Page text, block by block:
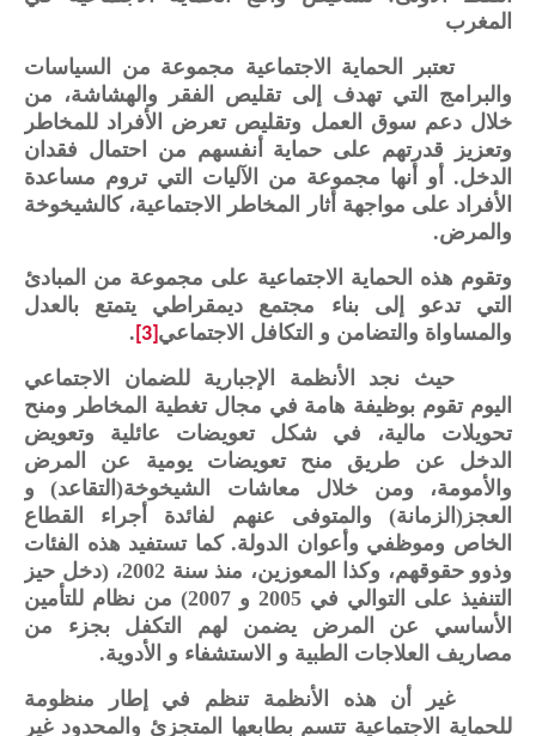
المغرب
تعتبر الحماية الاجتماعية مجموعة من السياسات
والبرامج التي تهدف إلى تقليص الفقر والهشاشة، من
خلال دعم سوق العمل وتقليص تعرض الأفراد للمخاطر
وتعزيز قدرتهم على حماية أنفسهم من احتمال فقدان
الدخل. أو أنها مجموعة من الآليات التي تروم مساعدة
الأفراد على مواجهة أثار المخاطر الاجتماعية، كالشيخوخة
والمرض.
وتقوم هذه الحماية الاجتماعية على مجموعة من المبادئ
التي تدعو إلى بناء مجتمع ديمقراطي يتمتع بالعدل
والمساواة والتضامن و التكافل الاجتماعي[3]
.
حيث نجد الأنظمة الإجبارية للضمان الاجتماعي
اليوم تقوم بوظيفة هامة في مجال تغطية المخاطر ومنح
تحويلات مالية، في شكل تعويضات عائلية وتعويض
الدخل عن طريق منح تعويضات يومية عن المرض
والأمومة، ومن خلال معاشات الشيخوخة(التقاعد) و
العجز(الزمانة) والمتوفى عنهم لفائدة أجراء القطاع
الخاص وموظفي وأعوان الدولة. كما تستفيد هذه الفئات
وذوو حقوقهم، وكذا المعوزين، منذ سنة 2002، (دخل حيز
التنفيذ على التوالي في 2005 و 2007) من نظام للتأمين
الأساسي عن المرض يضمن لهم التكفل بجزء من
مصاريف العلاجات الطبية و الاستشفاء و الأدوية.
غير أن هذه الأنظمة تنظم في إطار منظومة
للحماية الاجتماعية تتسم بطابعها المتجزئ والمحدود غير